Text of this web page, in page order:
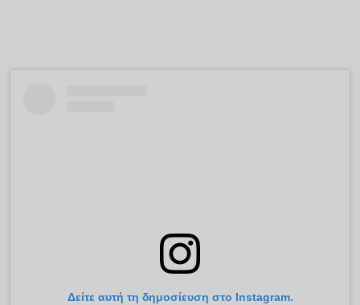
Δείτε αυτή τη δημοσίευση στο Instagram.